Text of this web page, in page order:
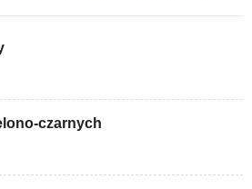
czarnych